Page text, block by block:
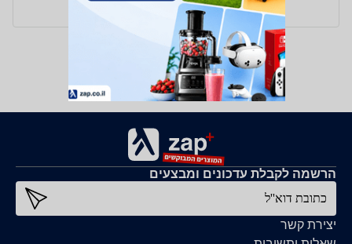
ב- Zap
יצירת קשר
הרשמה לקבלת עדכונים ומבצעים
כתובת דוא''ל